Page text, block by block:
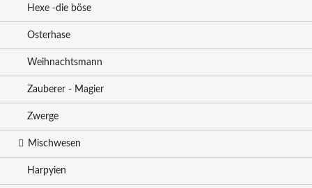
Hexe -die böse
Osterhase
Weihnachtsmann
Zauberer - Magier
Zwerge
Mischwesen
Harpyien